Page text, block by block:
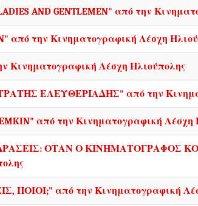
AND GENTLEMEN" από την
από την Κινηματογραφική Λέσχη
Κινηματογραφική Λέσχη Ηλιούπολης
ΕΛΕΥΘΕΡΙΑΔΗΣ" από την
από την Κινηματογραφική Λέσχη
ΟΤΑΝ Ο ΚΙΝΗΜΑΤΟΓΡΑΦΟΣ
ΠΟΙΟΙ;" από την Κινηματογραφική